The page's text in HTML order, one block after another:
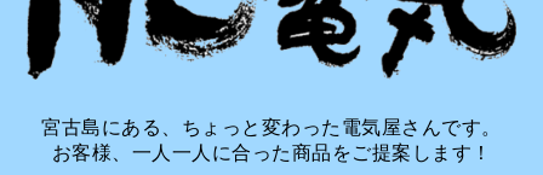
宮古島にある、ちょっと変わった電気屋さんです。
お客様、一人一人に合った商品をご提案します！